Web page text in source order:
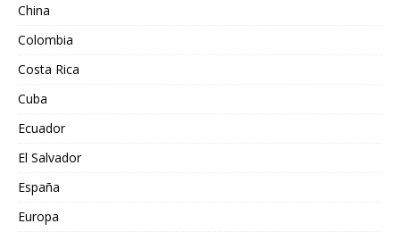
China
Colombia
Costa Rica
Cuba
Ecuador
El Salvador
España
Europa